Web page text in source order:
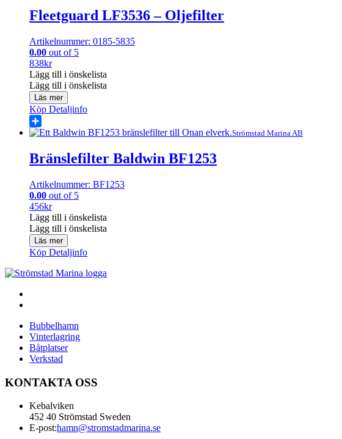
Fleetguard LF3536 – Oljefilter
Artikelnummer: 0185-5835
0.00 out of 5
838kr
Lägg till i önskelista
Lägg till i önskelista
Läs mer
Köp Detaljinfo
Share Strömstad Marina AB
Bränslefilter Baldwin BF1253
Artikelnummer: BF1253
0.00 out of 5
456kr
Lägg till i önskelista
Lägg till i önskelista
Läs mer
Köp Detaljinfo
Bubbelhamn
Vinterlagring
Båtplatser
Verkstad
KONTAKTA OSS
Kebalviken
452 40 Strömstad Sweden
E-post:hamn@stromstadmarina.se